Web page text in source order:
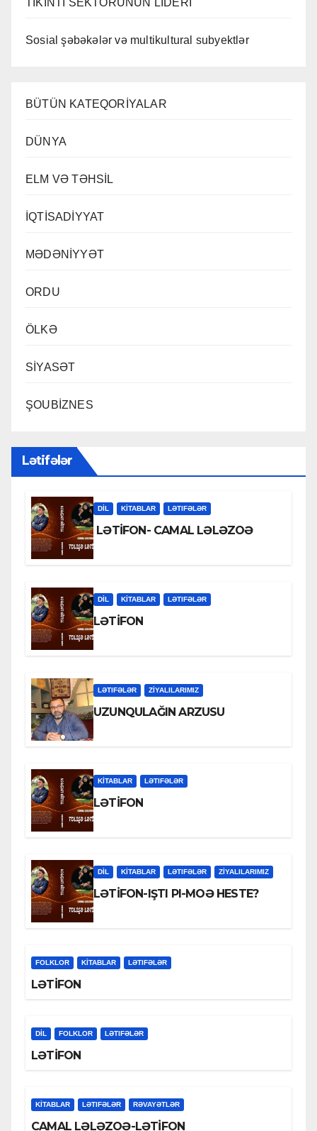
TİKİNTİ SEKTORUNUN LİDERİ
Sosial şəbəkələr və multikultural subyektlər
BÜTÜN KATEQORİYALAR
DÜNYA
ELM VƏ TƏHSİL
İQTİSADİYYAT
MƏDƏNİYYƏT
ORDU
ÖLKƏ
SİYASƏT
ŞOUBİZNES
Lətifələr
DİL KİTABLAR LƏTIFƏLƏR
LƏTİFON- CAMAL LƏLƏZOƏ
DİL KİTABLAR LƏTIFƏLƏR
LƏTİFON
LƏTIFƏLƏR ZİYALILARIMIZ
UZUNQULAĞIN ARZUSU
KİTABLAR LƏTIFƏLƏR
LƏTİFON
DİL KİTABLAR LƏTIFƏLƏR ZİYALILARIMIZ
LƏTİFON-IŞTI PI-MOƏ HESTE?
FOLKLOR KİTABLAR LƏTIFƏLƏR
LƏTİFON
DİL FOLKLOR LƏTIFƏLƏR
LƏTİFON
KİTABLAR LƏTIFƏLƏR RƏVAYƏTLƏR
CAMAL LƏLƏZOƏ-LƏTİFON